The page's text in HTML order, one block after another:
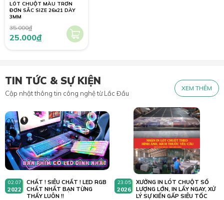
LÓT CHUỘT MÀU TRƠN
ĐƠN SẮC SIZE 26x21 DÀY
3MM
35.000đ
25.000đ
TIN TỨC & SỰ KIỆN
Cập nhật thông tin công nghệ từ Lắc Đầu
XEM THÊM
02.07
2022
CHẤT ! SIÊU CHẤT ! LED RGB
CHẤT NHẤT BẠN TỪNG
THẤY LUÔN !!
23.05
2026
XƯỞNG IN LÓT CHUỘT SỐ
LƯỢNG LỚN, IN LẤY NGAY, XỬ
LÝ SỰ KIẾN GẤP SIÊU TỐC